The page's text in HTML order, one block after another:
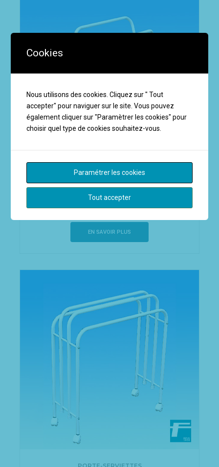
PORTE-SERVIETTES
Porte serviettes SER0105G
EN SAVOIR PLUS
Cookies
Nous utilisons des cookies. Cliquez sur " Tout
accepter" pour naviguer sur le site. Vous pouvez
également cliquer sur "Paramètrer les cookies" pour
choisir quel type de cookies souhaitez-vous.
Paramétrer les cookies
Tout accepter